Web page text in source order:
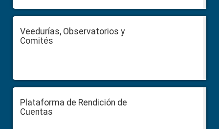
Veedurías, Observatorios y
Comités
Plataforma de Rendición de
Cuentas